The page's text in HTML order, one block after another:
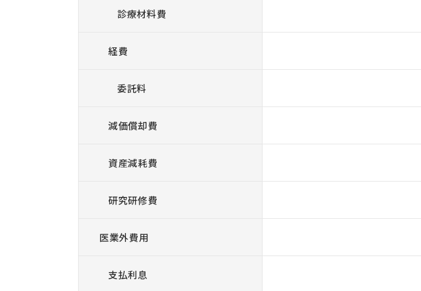
診療材料費
経費
委託料
減価償却費
資産減耗費
研究研修費
医業外費用
支払利息